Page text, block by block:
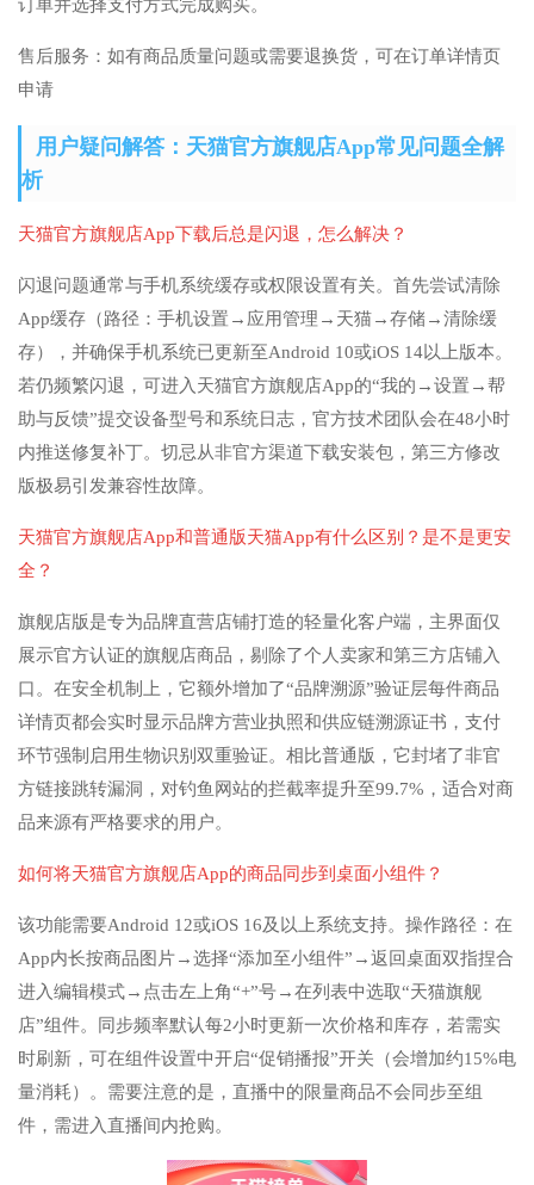
订单并选择支付方式完成购买。
售后服务：如有商品质量问题或需要退换货，可在订单详情页
申请
用户疑问解答：天猫官方旗舰店App常见问题全解
析
天猫官方旗舰店App下载后总是闪退，怎么解决？
闪退问题通常与手机系统缓存或权限设置有关。首先尝试清除
App缓存（路径：手机设置→应用管理→天猫→存储→清除缓
存），并确保手机系统已更新至Android 10或iOS 14以上版本。
若仍频繁闪退，可进入天猫官方旗舰店App的“我的→设置→帮
助与反馈”提交设备型号和系统日志，官方技术团队会在48小时
内推送修复补丁。切忌从非官方渠道下载安装包，第三方修改
版极易引发兼容性故障。
天猫官方旗舰店App和普通版天猫App有什么区别？是不是更安
全？
旗舰店版是专为品牌直营店铺打造的轻量化客户端，主界面仅
展示官方认证的旗舰店商品，剔除了个人卖家和第三方店铺入
口。在安全机制上，它额外增加了“品牌溯源”验证层每件商品
详情页都会实时显示品牌方营业执照和供应链溯源证书，支付
环节强制启用生物识别双重验证。相比普通版，它封堵了非官
方链接跳转漏洞，对钓鱼网站的拦截率提升至99.7%，适合对商
品来源有严格要求的用户。
如何将天猫官方旗舰店App的商品同步到桌面小组件？
该功能需要Android 12或iOS 16及以上系统支持。操作路径：在
App内长按商品图片→选择“添加至小组件”→返回桌面双指捏合
进入编辑模式→点击左上角“+”号→在列表中选取“天猫旗舰
店”组件。同步频率默认每2小时更新一次价格和库存，若需实
时刷新，可在组件设置中开启“促销播报”开关（会增加约15%电
量消耗）。需要注意的是，直播中的限量商品不会同步至组
件，需进入直播间内抢购。